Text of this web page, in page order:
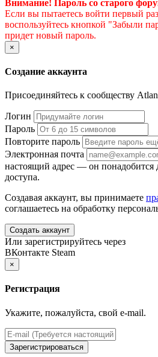
Внимание! Пароль со старого
Если вы пытаетесь войти первый
воспользуйтесь кнопкой "Забыли
придет новый пароль.
×
Создание аккаунта
Присоединяйтесь к сообществу
Логин
Пароль
Повторите пароль
Электронная почта
настоящий адрес — он понадобится
доступа.
Создавая аккаунт, вы принимаете
соглашаетесь на обработку
Создать аккаунт
Или зарегистрируйтесь через
ВКонтакте Steam
×
Регистрация
Укажите, пожалуйста, свой e-mail.
Зарегистрироваться